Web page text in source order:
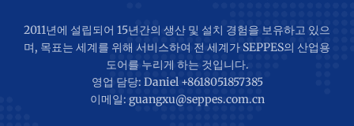
2011년에 설립되어 15년간의 생산 및 설치 경험을 보유하고 있으
며, 목표는 세계를 위해 서비스하여 전 세계가 SEPPES의 산업용
도어를 누리게 하는 것입니다.
영업 담당: Daniel +8618051857385
이메일: guangxu@seppes.com.cn